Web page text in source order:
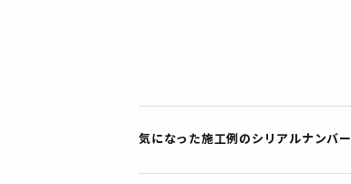
気になった施工例のシリアルナンバー